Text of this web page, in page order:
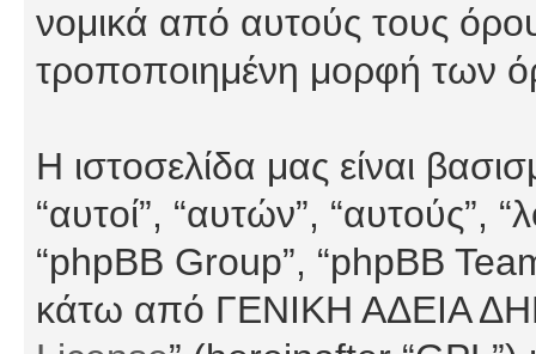
νομικά από αυτούς τους
τροποποιημένη μορφή των
Η ιστοσελίδα μας είναι
“αυτοί”, “αυτών”, “αυτούς”,
“phpBB Group”, “phpBB
κάτω από ΓΕΝΙΚΗ ΑΔΕΙΑ